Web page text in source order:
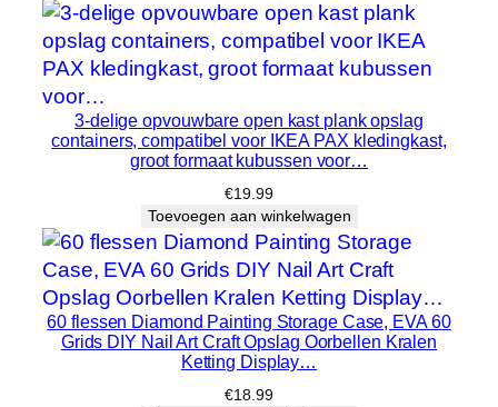
z
a
m
e
,
o
p
b
3-delige opvouwbare open kast plank opslag
containers, compatibel voor IKEA PAX kledingkast,
groot formaat kubussen voor…
€19.99
Toevoegen aan winkelwagen
60 flessen Diamond Painting Storage Case, EVA 60
Grids DIY Nail Art Craft Opslag Oorbellen Kralen
Ketting Display…
€18.99